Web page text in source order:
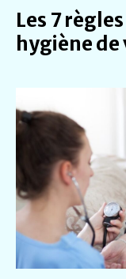
Les 7
hygiène de